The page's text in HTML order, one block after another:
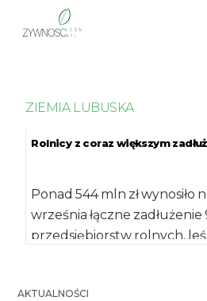
ZIEMIA LUBUSKA
Rolnicy z coraz większym
Ponad 544 mln zł wynosiło
września łączne zadłużenie
przedsiębiorstw rolnych,
AKTUALNOŚCI